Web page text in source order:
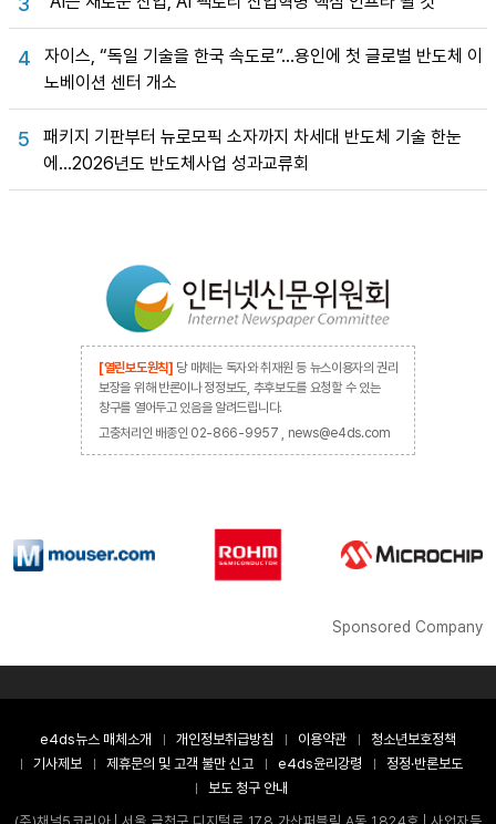
4
자이스, “독일 기술을 한국 속도로”…용인에 첫 글로벌 반도체 이
노베이션 센터 개소
5
패키지 기판부터 뉴로모픽 소자까지 차세대 반도체 기술 한눈
에…2026년도 반도체사업 성과교류회
[열린보도원칙] 당 매체는 독자와 취재원 등 뉴스이용자의 권리
보장을 위해 반론이나 정정보도, 추후보도를 요청할 수 있는
창구를 열어두고 있음을 알려드립니다.
고충처리인 배종인 02-866-9957 , news@e4ds.com
Sponsored Company
e4ds뉴스 매체소개 개인정보취급방침 이용약관
청소년보호정책
기사제보
제휴문의 및 고객 불만 신고 e4ds윤리강령
정정·반론보도
보도 청구 안내